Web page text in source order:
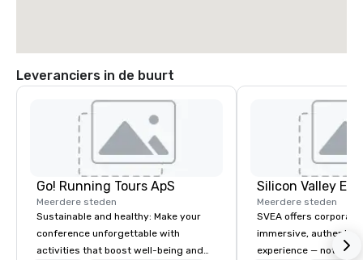
Leveranciers in de buurt
Go! Running Tours ApS
Meerdere steden
Sustainable and healthy: Make your
conference unforgettable with
activities that boost well-being and
Meerdere steden
SVEA offers
immersive, authentic
experience — not a